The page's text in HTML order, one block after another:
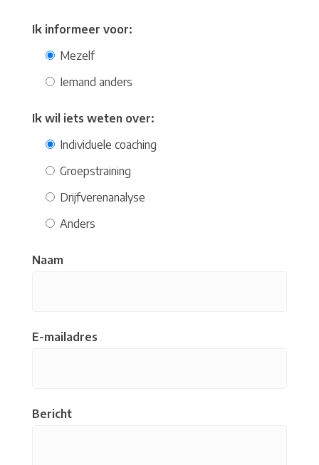
Ik informeer voor:
Mezelf
Iemand anders
Ik wil iets weten over:
Individuele coaching
Groepstraining
Drijfverenanalyse
Anders
Naam
E-mailadres
Bericht